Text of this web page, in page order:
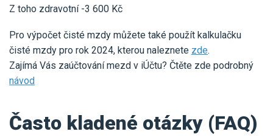
Z toho zdravotní -3 600 Kč
Pro výpočet čisté mzdy můžete také použít kalkulačku
čisté mzdy pro rok 2024, kterou naleznete zde.
Zajímá Vás zaúčtování mezd v iÚčtu? Čtěte zde podrobný
návod
Často kladené otázky (FAQ)